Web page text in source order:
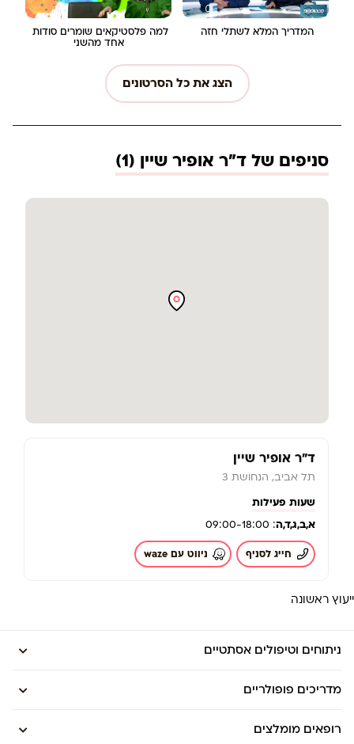
המדריך המלא לשתלי חזה
למה פלסטיקאים שומרים סודות
אחד מהשני
הצג את כל הסרטונים
סניפים של ד"ר אופיר שיין (1)
ד"ר אופיר שיין
תל אביב, הנחושת 3
שעות פעילות
א,ב,ג,ד,ה: 09:00-18:00
חייג לסניף ניווט עם waze
ייעוץ ראשונה
ניתוחים וטיפולים אסתטיים
מדריכים פופולריים
רופאים מומלצים